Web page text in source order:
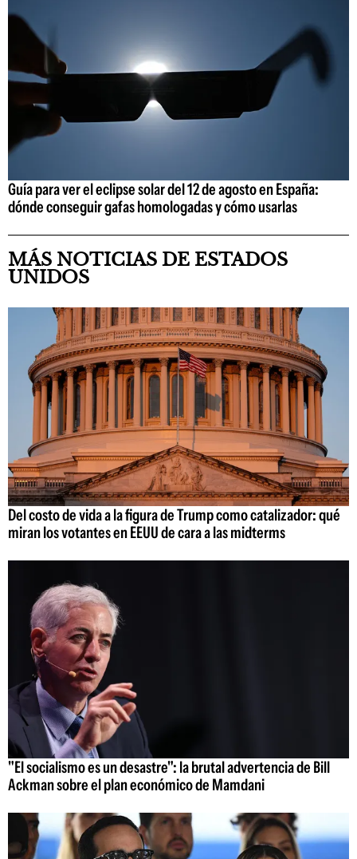
Guía para ver el eclipse solar del 12 de agosto en España:
dónde conseguir gafas homologadas y cómo usarlas
MÁS NOTICIAS DE ESTADOS
UNIDOS
Del costo de vida a la figura de Trump como catalizador: qué
miran los votantes en EEUU de cara a las midterms
"El socialismo es un desastre": la brutal advertencia de Bill
Ackman sobre el plan económico de Mamdani